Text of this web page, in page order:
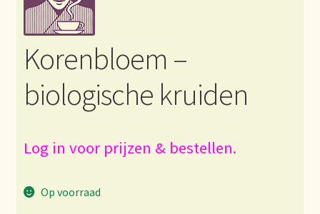
Bezahlung und Rabatte
Bienvenue dans notre commerce de gros de thé !
Bio-Zertifikate
Korenbloem –
biologische kruiden
Log in voor prijzen & bestellen.
Op voorraad